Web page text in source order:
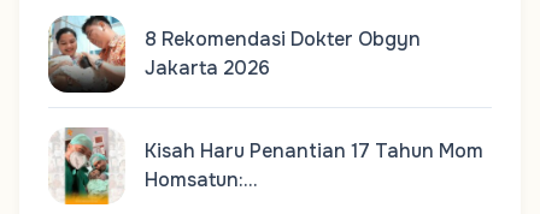
8 Rekomendasi Dokter Obgyn
Jakarta 2026
Kisah Haru Penantian 17 Tahun Mom
Homsatun:…